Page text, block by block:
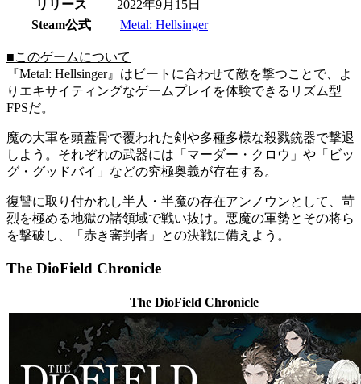
リリース
2022年9月15日
Steam公式
Metal: Hellsinger
■このゲームについて
『Metal: Hellsinger』はビートに合わせて敵を撃つことで、よ
りエキサイティングなゲームプレイを体験できるリズム型
FPSだ。
魔の大軍を頭蓋骨で覆われた剣や多種多様な殺戮銃器で撃退
しよう。それぞれの武器には「マーダー・クロウ」や「ビッ
グ・グッドバイ」などの究極奥義が存在する。
復讐に取り付かれし半人・半魔の存在アンノウンとして、苛
烈を極める地獄の諸領域で戦い抜け。悪魔の軍勢とその将ら
を撃破し、「赤き審判者」との決戦に備えよう。
The DioField Chronicle
The DioField Chronicle